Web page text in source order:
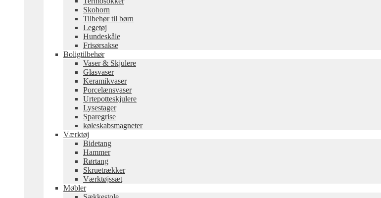
Skohorn
Tilbehør til børn
Legetøj
Hundeskåle
Frisørsakse
Boligtilbehør
Vaser & Skjulere
Glasvaser
Keramikvaser
Porcelænsvaser
Urtepotteskjulere
Lysestager
Sparegrise
køleskabsmagneter
Værktøj
Bidetang
Hammer
Rørtang
Skruetrækker
Værktøjssæt
Møbler